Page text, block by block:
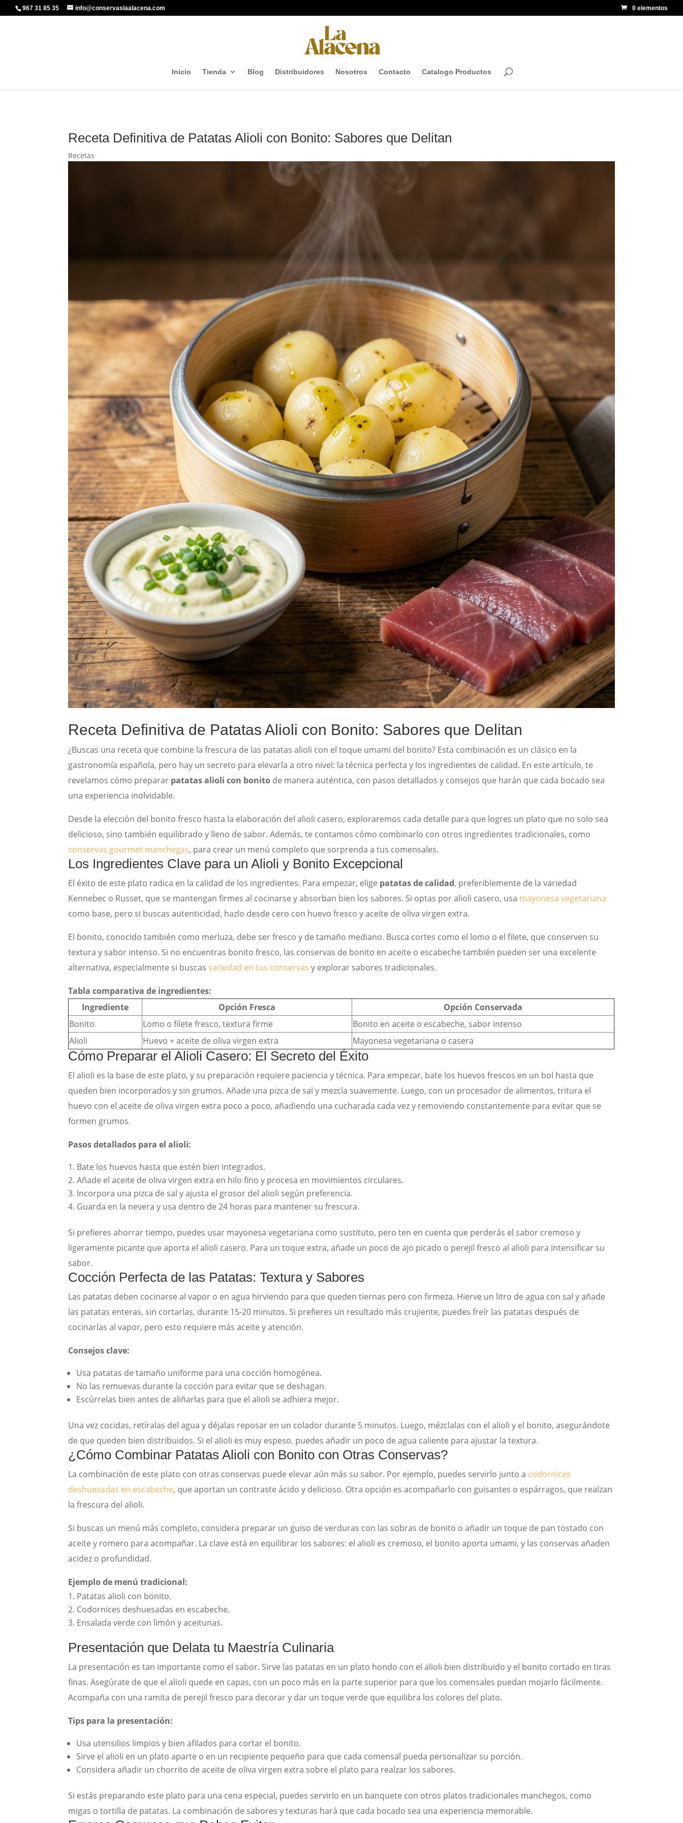
967 31 85 35 info@conservaslaalacena.com 0 elementos
Inicio Tienda Blog Distribuidores Nosotros Contacto Catalogo Productos
Receta Definitiva de Patatas Alioli con Bonito: Sabores que Delitan
Recetas
Receta Definitiva de Patatas Alioli con Bonito: Sabores que Delitan
¿Buscas una receta que combine la frescura de las patatas alioli con el toque umami del bonito? Esta combinación es un clásico en la
gastronomía española, pero hay un secreto para elevarla a otro nivel: la técnica perfecta y los ingredientes de calidad. En este artículo, te
revelamos cómo preparar patatas alioli con bonito de manera auténtica, con pasos detallados y consejos que harán que cada bocado sea
una experiencia inolvidable.
Desde la elección del bonito fresco hasta la elaboración del alioli casero, exploraremos cada detalle para que logres un plato que no solo sea
delicioso, sino también equilibrado y lleno de sabor. Además, te contamos cómo combinarlo con otros ingredientes tradicionales, como
conservas gourmet manchegas, para crear un menú completo que sorprenda a tus comensales.
Los Ingredientes Clave para un Alioli y Bonito Excepcional
El éxito de este plato radica en la calidad de los ingredientes. Para empezar, elige patatas de calidad, preferiblemente de la variedad
Kennebec o Russet, que se mantengan firmes al cocinarse y absorban bien los sabores. Si optas por alioli casero, usa mayonesa vegetariana
como base, pero si buscas autenticidad, hazlo desde cero con huevo fresco y aceite de oliva virgen extra.
El bonito, conocido también como merluza, debe ser fresco y de tamaño mediano. Busca cortes como el lomo o el filete, que conserven su
textura y sabor intenso. Si no encuentras bonito fresco, las conservas de bonito en aceite o escabeche también pueden ser una excelente
alternativa, especialmente si buscasvariedad en tus conservas y explorar sabores tradicionales.
Tabla comparativa de ingredientes:
Ingrediente
Opción Fresca
Opción Conservada
Bonito
Lomo o filete fresco, textura firme
Bonito en aceite o escabeche, sabor intenso
Alioli
Huevo + aceite de oliva virgen extra Mayonesa vegetariana o casera
Cómo Preparar el Alioli Casero: El Secreto del Éxito
El alioli es la base de este plato, y su preparación requiere paciencia y técnica. Para empezar, bate los huevos frescos en un bol hasta que
queden bien incorporados y sin grumos. Añade una pizca de sal y mezcla suavemente. Luego, con un procesador de alimentos, tritura el
huevo con el aceite de oliva virgen extra poco a poco, añadiendo una cucharada cada vez y removiendo constantemente para evitar que se
formen grumos.
Pasos detallados para el alioli:
Bate los huevos hasta que estén bien integrados.
Añade el aceite de oliva virgen extra en hilo fino y procesa en movimientos circulares.
Incorpora una pizca de sal y ajusta el grosor del alioli según preferencia.
Guarda en la nevera y usa dentro de 24 horas para mantener su frescura.
Si prefieres ahorrar tiempo, puedes usar mayonesa vegetariana como sustituto, pero ten en cuenta que perderás el sabor cremoso y
ligeramente picante que aporta el alioli casero. Para un toque extra, añade un poco de ajo picado o perejil fresco al alioli para intensificar su
sabor.
Cocción Perfecta de las Patatas: Textura y Sabores
Las patatas deben cocinarse al vapor o en agua hirviendo para que queden tiernas pero con firmeza. Hierve un litro de agua con sal y añade
las patatas enteras, sin cortarlas, durante 15-20 minutos. Si prefieres un resultado más crujiente, puedes freír las patatas después de
cocinarlas al vapor, pero esto requiere más aceite y atención.
Consejos clave:
Usa patatas de tamaño uniforme para una cocción homogénea.
No las remuevas durante la cocción para evitar que se deshagan.
Escúrrelas bien antes de aliñarlas para que el alioli se adhiera mejor.
Una vez cocidas, retíralas del agua y déjalas reposar en un colador durante 5 minutos. Luego, mézclalas con el alioli y el bonito, asegurándote
de que queden bien distribuidos. Si el alioli es muy espeso, puedes añadir un poco de agua caliente para ajustar la textura.
¿Cómo Combinar Patatas Alioli con Bonito con Otras Conservas?
La combinación de este plato con otras conservas puede elevar aún más su sabor. Por ejemplo, puedes servirlo junto a codornices
deshuesadas en escabeche, que aportan un contraste ácido y delicioso. Otra opción es acompañarlo con guisantes o espárragos, que realzan
la frescura del alioli.
Si buscas un menú más completo, considera preparar un guiso de verduras con las sobras de bonito o añadir un toque de pan tostado con
aceite y romero para acompañar. La clave está en equilibrar los sabores: el alioli es cremoso, el bonito aporta umami, y las conservas añaden
acidez o profundidad.
Ejemplo de menú tradicional:
Patatas alioli con bonito.
Codornices deshuesadas en escabeche.
Ensalada verde con limón y aceitunas.
Presentación que Delata tu Maestría Culinaria
La presentación es tan importante como el sabor. Sirve las patatas en un plato hondo con el alioli bien distribuido y el bonito cortado en tiras
finas. Asegúrate de que el alioli quede en capas, con un poco más en la parte superior para que los comensales puedan mojarlo fácilmente.
Acompaña con una ramita de perejil fresco para decorar y dar un toque verde que equilibra los colores del plato.
Tips para la presentación:
Usa utensilios limpios y bien afilados para cortar el bonito.
Sirve el alioli en un plato aparte o en un recipiente pequeño para que cada comensal pueda personalizar su porción.
Considera añadir un chorrito de aceite de oliva virgen extra sobre el plato para realzar los sabores.
Si estás preparando este plato para una cena especial, puedes servirlo en un banquete con otros platos tradicionales manchegos, como
migas o tortilla de patatas. La combinación de sabores y texturas hará que cada bocado sea una experiencia memorable.